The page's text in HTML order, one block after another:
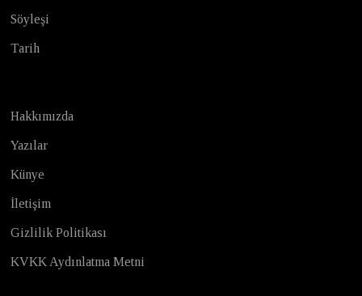
Söyleşi
Tarih
Hakkımızda
Yazılar
Künye
İletişim
Gizlilik Politikası
KVKK Aydınlatma Metni